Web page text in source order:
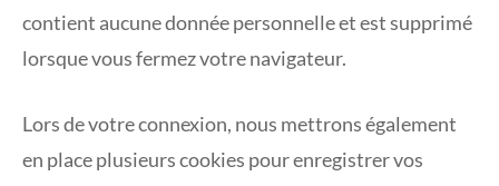
contient aucune donnée personnelle et est supprimé
lorsque vous fermez votre navigateur.
Lors de votre connexion, nous mettrons également
en place plusieurs cookies pour enregistrer vos